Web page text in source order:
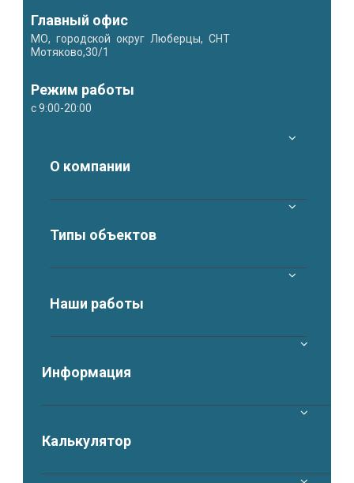
Главный офис
МО, городской округ Люберцы, СНТ
Мотяково,30/1
Режим работы
с 9:00-20:00
О компании
Типы объектов
Наши работы
Информация
Калькулятор